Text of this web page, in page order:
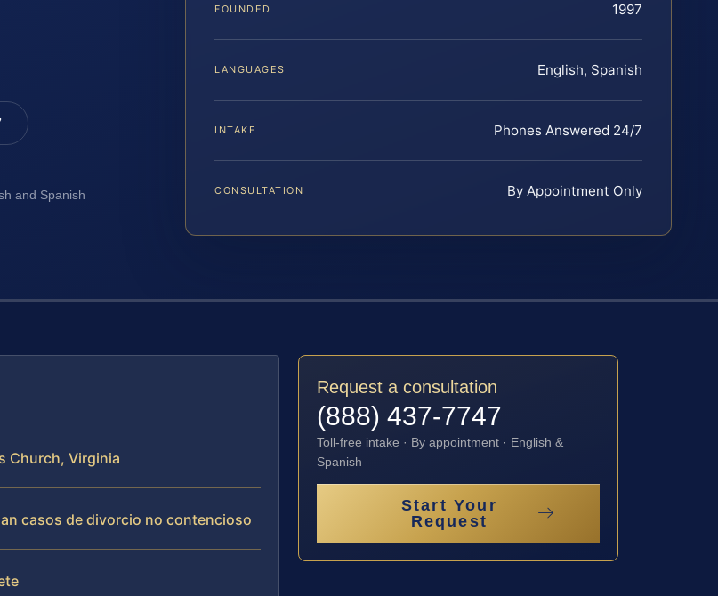
and Spanish
FOUNDED 1997
LANGUAGES English, Spanish
INTAKE Phones Answered 24/7
CONSULTATION By Appointment Only
Church, Virginia
casos de divorcio no contencioso
Request a consultation
(888) 437-7747
Toll-free intake · By appointment · English &
Spanish
Start Your
Request